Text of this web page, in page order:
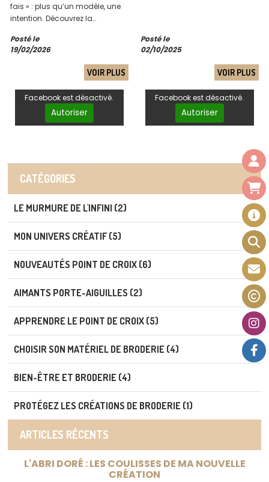
fais » : plus qu’un modèle, une
intention. Découvrez la
création pour broder votre
propre sérénité.
Posté le
19/02/2026
VOIR PLUS
Facebook est désactivé.
Autoriser
Posté le
02/10/2025
VOIR PLUS
Facebook est désactivé.
Autoriser
CATÉGORIES
LE MURMURE DE L'INFINI (2)
MON UNIVERS CRÉATIF (5)
NOUVEAUTÉS POINT DE CROIX (6)
AIMANTS PORTE-AIGUILLES (2)
APPRENDRE LE POINT DE CROIX (5)
CHOISIR SON MATÉRIEL DE BRODERIE (4)
BIEN-ÊTRE ET BRODERIE (4)
PROTÉGEZ LES CRÉATIONS DE BRODERIE (1)
ARTICLES RÉCENTS
L'ABRI DORÉ : LES COULISSES DE MA NOUVELLE
CRÉATION